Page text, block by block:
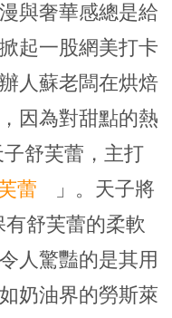
與奢華感總是給
起一股網美打卡
人蘇老闆在烘焙
因為對甜點的熱
舒芙蕾，主打
蕾
」。天子將
舒芙蕾的柔軟
人驚豔的是其用
奶油界的勞斯萊